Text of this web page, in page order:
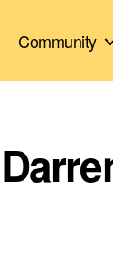
Community